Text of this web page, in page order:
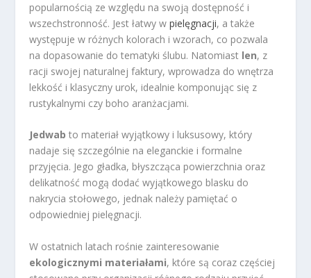
popularnością ze względu na swoją dostępność i
wszechstronność. Jest łatwy wpielęgnacji, a także
występuje w różnych kolorach i wzorach, co pozwala
na dopasowanie do tematyki ślubu. Natomiast len, z
racji swojej naturalnej faktury, wprowadza do wnętrza
lekkość i klasyczny urok, idealnie komponując się z
rustykalnymi czy boho aranżacjami.
Jedwab to materiał wyjątkowy i luksusowy, który
nadaje się szczególnie na eleganckie i formalne
przyjęcia. Jego gładka, błyszcząca powierzchnia oraz
delikatność mogą dodać wyjątkowego blasku do
nakrycia stołowego, jednak należy pamiętać o
odpowiedniej pielęgnacji.
W ostatnich latach rośnie zainteresowanie
ekologicznymi materiałami, które są coraz częściej